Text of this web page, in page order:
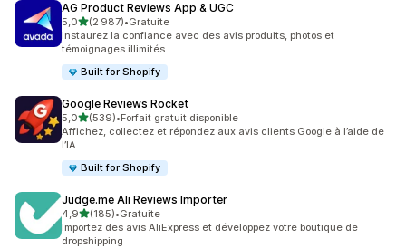
AG Product Reviews App & UGC
5,0étoile(s) sur 5
(2 987)
2987 avis au total
•Gratuite
Instaurez la confiance avec des avis produits, photos et
témoignages illimités.
Built for Shopify
Google Reviews Rocket
5,0étoile(s) sur 5
(539)
539 avis au total
•Forfait gratuit disponible
Affichez, collectez et répondez aux avis clients Google à l’aide de
l’IA.
Built for Shopify
Judge.me Ali Reviews Importer
4,9étoile(s) sur 5
(185)
185 avis au total
•Gratuite
Importez des avis AliExpress et développez votre boutique de
dropshipping